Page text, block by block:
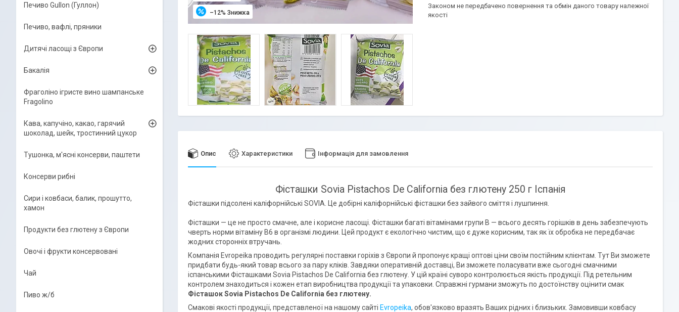
–12%
Законом не передбачено повернення та обмін даного товару належної
якості
Опис Характеристики Інформація для замовлення
Фісташки Sovia Pistachos De California без глютену 250 г Іспанія
Фісташки підсолені каліфорнійські SOVIA. Це добірні каліфорнійські фісташки без зайвого сміття і лушпиння.
Фісташки — це не просто смачне, але і корисне ласощі. Фісташки багаті вітамінами групи В — всього десять горішків в день забезпечують
чверть норми вітаміну В6 в організмі людини. Цей продукт є екологічно чистим, що є дуже корисним, так як їх обробка не передбачає
жодних сторонніх втручань.
Компанія Evropeika проводить регулярні поставки горіхів з Європи й пропонує кращі оптові ціни своїм постійним клієнтам. Тут Ви зможете
придбати будь-який товар всього за пару кліків. Завдяки оперативній доставці, Ви зможете поласувати вже сьогодні смачними
іспанськими Фісташками Sovia Pistachos De California без глютену. У цій країні суворо контролюється якість продукції. Під ретельним
контролем знаходиться і кожен етап виробництва продукції та упаковки. Справжні гурмани зможуть по достоїнству оцінити смак
Фісташок Sovia Pistachos De California без глютену.
Смакові якості продукції, представленої на нашому сайті Evropeika, обов'язково вразять Ваших рідних і близьких. Замовивши ковбасу
Печиво Gullon (Гуллон)
Печиво, вафлі, пряники
Дитячі ласощі з Європи
Бакалія
Фраголіно ігристе вино шампанське
Fragolino
Кава, капучіно, какао, гарячий
шоколад, шейк, тростинний цукор
Тушонка, м'ясні консерви, паштети
Консерви рибні
Сири і ковбаси, балик, прошутто,
хамон
Продукти без глютену з Європи
Овочі і фрукти консервовані
Чай
Пиво ж/б